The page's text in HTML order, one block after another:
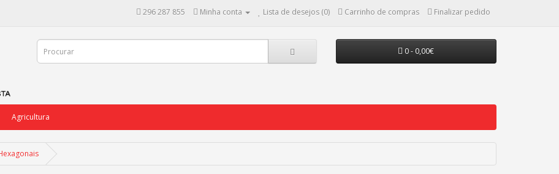
296 287 855 Minha conta Lista de desejos (0) Carrinho de compras Finalizar pedido
0 - 0,00€
Agricultura